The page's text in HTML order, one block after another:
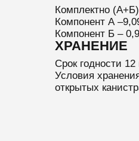
Комплектно (А+Б)
Компонент А
Компонент Б –
ХРАНЕНИЕ
Срок годности
Условия
открытых